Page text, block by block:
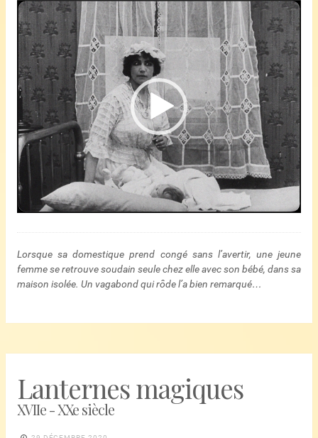
Lecteur
vidéo
Lorsque sa domestique prend congé sans l’avertir, une jeune
femme se retrouve soudain seule chez elle avec son bébé, dans sa
maison isolée. Un vagabond qui rôde l’a bien remarqué…
Lanternes magiques
XVIIe - XXe siècle